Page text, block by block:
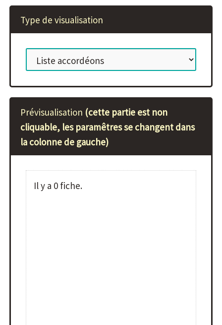
Type de visualisation
Prévisualisation (cette partie est non
cliquable, les paramêtres se changent dans
la colonne de gauche)